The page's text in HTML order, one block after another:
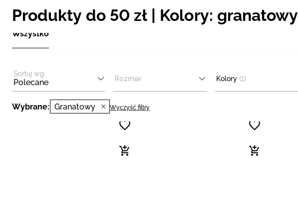
Produkty do 50 zł | Kolory: granatowy
Wszystko
Sortuj wg:
Polecane Rozmiar Kolory (1)
Wybrane: Granatowy Wyczyść filtry